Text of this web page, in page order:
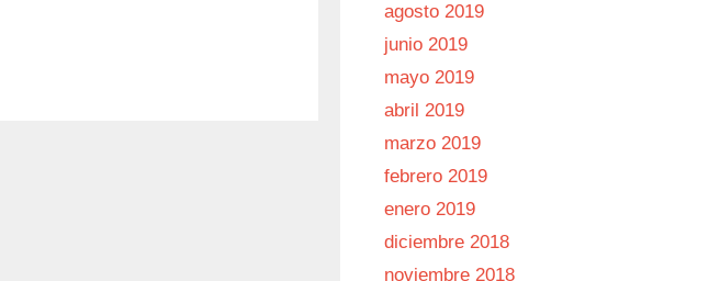
agosto 2019
junio 2019
mayo 2019
abril 2019
marzo 2019
febrero 2019
enero 2019
diciembre 2018
noviembre 2018